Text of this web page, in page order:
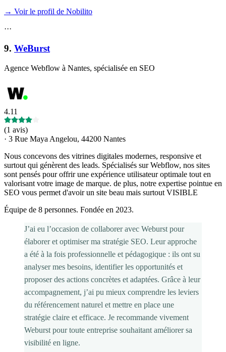
→ Voir le profil de Nobilito
···
9. WeBurst
Agence Webflow à Nantes, spécialisée en SEO
4.11
(1 avis)
· 3 Rue Maya Angelou, 44200 Nantes
Nous concevons des vitrines digitales modernes, responsive et
surtout qui génèrent des leads. Spécialisés sur Webflow, nos sites
sont pensés pour offrir une expérience utilisateur optimale tout en
valorisant votre image de marque. de plus, notre expertise pointue en
SEO vous permet d'avoir un site beau mais surtout VISIBLE
Équipe de 8 personnes. Fondée en 2023.
J’ai eu l’occasion de collaborer avec Weburst pour
élaborer et optimiser ma stratégie SEO. Leur approche
a été à la fois professionnelle et pédagogique : ils ont su
analyser mes besoins, identifier les opportunités et
proposer des actions concrètes et adaptées. Grâce à leur
accompagnement, j’ai pu mieux comprendre les leviers
du référencement naturel et mettre en place une
stratégie claire et efficace. Je recommande vivement
Weburst pour toute entreprise souhaitant améliorer sa
visibilité en ligne.